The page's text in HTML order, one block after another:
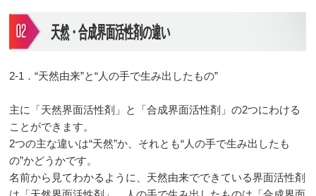
天然・合成界面活性剤の違い
2‐1．“天然由来”と“人の手で生み出したもの”
主に「天然界面活性剤」と「合成界面活性剤」の2つにわける
ことができます。
2つの主な違いは“天然”か、それとも“人の手で生み出したも
の”かどうかです。
名前から見てわかるように、天然由来でできている界面活性剤